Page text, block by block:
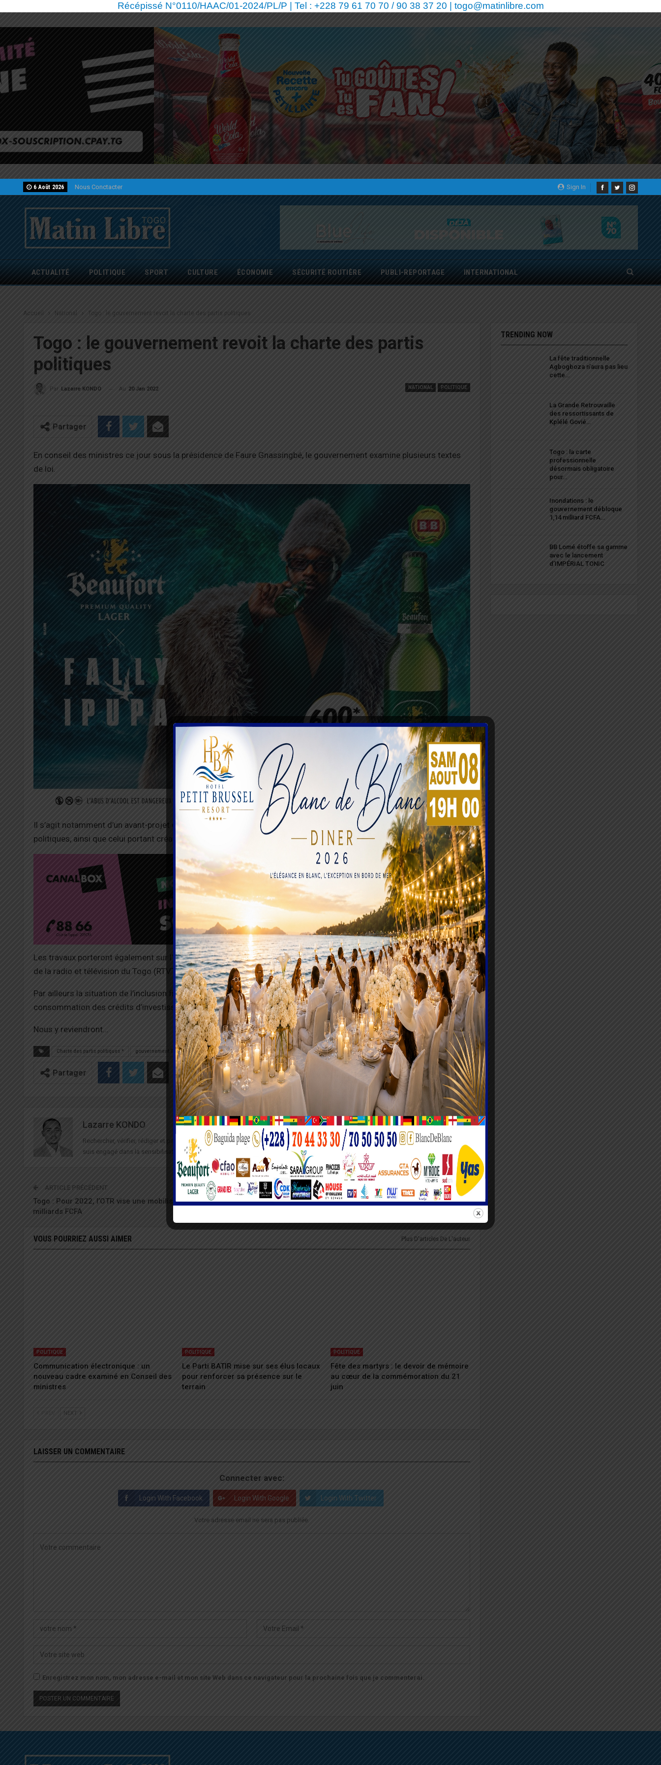
Récépissé N°0110/HAAC/01-2024/PL/P | Tel : +228 79 61 70 70 / 90 38 37 20 | togo@matinlibre.com
Sign In
6 Août 2026 Nous Conctacter
ACTUALITÉ POLITIQUE SPORT CULTURE ÉCONOMIE SÉCURITÉ ROUTIÈRE PUBLI-REPORTAGE INTERNATIONAL
Accueil National Togo : le gouvernement revoit la charte des partis politiques
Togo : le gouvernement revoit la charte des partis
politiques
NATIONAL POLITIQUE
Par Lazarre KONDO Au 20 Jan 2022
Partager
En conseil des ministres ce jour sous la présidence de Faure Gnassingbé, le gouvernement examine plusieurs textes
de loi.
Il s’agit notamment d’un avant-projet de loi modifiant la loi n° 91-04 du 12 avril 1991 portant charte des partis
politiques, ainsi que celui portant création des collectivités territoriales régionales
Les travaux porteront également sur l’examen du projet de décret portant attributions, organisation et fonctionnement
de la radio et télévision du Togo (RTVT).
Par ailleurs la situation de l’inclusion financière au Togo et l’exécution des marchés publics pour accélérer la
consommation des crédits d’investissement font aussi objets de communication.
Nous y reviendront…
Charte des partis politiques * gouvernement Togo
Partager
Lazarre KONDO
Rechercher, vérifier, rédiger et partager des informations compréhensibles et accessibles à tous, telle est ma mission. Récemment, je
suis engagé dans la sensibilisation à la sécurité routière. Je suis passionné du sport et de la culture.
ARTICLE PRÉCÉDENT
Togo : Pour 2022, l’OTR vise une mobilisation de 814,7
milliards FCFA
PROCHAIN ARTICLE
Togo : Les partis politiques appelés à revoir leur
VOUS POURRIEZ AUSSI AIMER Plus D'articles De L'auteur
POLITIQUE
Communication électronique : un
nouveau cadre examiné en Conseil des
ministres
POLITIQUE
Le Parti BATIR mise sur ses élus locaux
pour renforcer sa présence sur le
terrain
POLITIQUE
Fête des martyrs : le devoir de mémoire
au cœur de la commémoration du 21
juin
NEXT
LAISSER UN COMMENTAIRE
Connecter avec:
Login With Facebook Login With Google Login With Twitter
Votre adresse email ne sera pas publiée.
Enregistrez mon nom, mon adresse e-mail et mon site Web dans ce navigateur pour la prochaine fois que je commenterai.
TRENDING NOW
La fête traditionnelle
Agbogboza n’aura pas lieu
cette…
La Grande Retrouvaille
des ressortissants de
Kplélé Govié…
Togo : la carte
professionnelle
désormais obligatoire
pour…
Inondations : le
gouvernement débloque
1,14 milliard FCFA…
BB Lomé étoffe sa gamme
avec le lancement
d’IMPÉRIAL TONIC